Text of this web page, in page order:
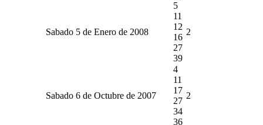
Sabado 5 de Enero de 2008
5
11
12
16
27
39
2
Sabado 6 de Octubre de 2007
4
11
17
27
34
36
2